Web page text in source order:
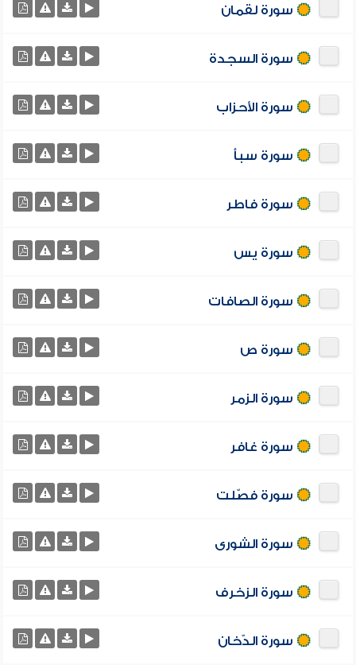
سورة لقمان
سورة السجدة
سورة الأحزاب
سورة سبأ
سورة فاطر
سورة يس
سورة الصافات
سورة ص
سورة الزمر
سورة غافر
سورة فصّلت
سورة الشورى
سورة الزخرف
سورة الدّخان